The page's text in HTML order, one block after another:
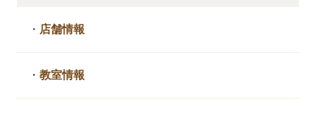
・ 店舗情報
・教室情報